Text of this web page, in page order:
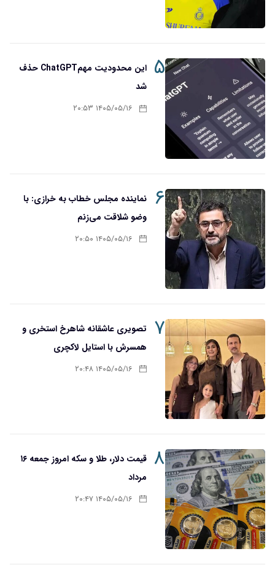
۵
این محدودیت مهمChatGPT حذف
شد
۱۴۰۵/۰۵/۱۶ ۲۰:۵۳
۶
نماینده مجلس خطاب به خرازی: با
وضو شلاقت می‌زنم
۱۴۰۵/۰۵/۱۶ ۲۰:۵۰
۷
تصویری عاشقانه شاهرخ استخری و
همسرش با استایل لاکچری
۱۴۰۵/۰۵/۱۶ ۲۰:۴۸
۸
قیمت دلار، طلا و سکه امروز جمعه ۱۶
مرداد
۱۴۰۵/۰۵/۱۶ ۲۰:۴۷